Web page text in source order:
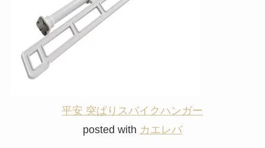
平安 突ぱりスパイクハンガー
posted with カエレバ